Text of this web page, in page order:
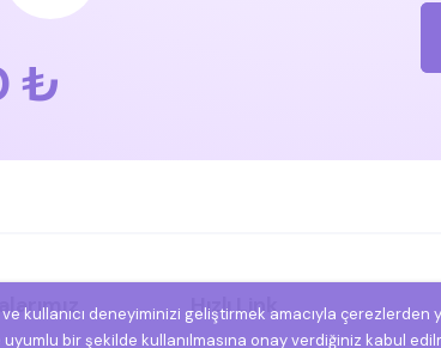
₺
Hızlı Link
kullanıcı deneyiminizi geliştirmek amacıyla çerezlerden
bir şekilde kullanılmasına onay verdiğiniz kabul